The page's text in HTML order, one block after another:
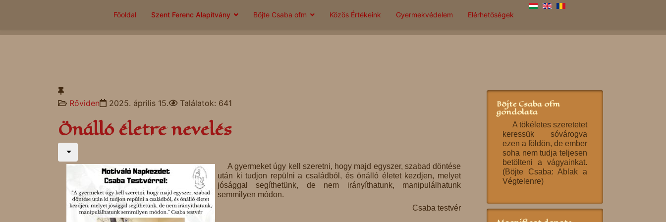
Főoldal Szent Ferenc Alapítvány Böjte Csaba ofm Közös Értékeink Gyermekvédelem Elérhetőségek
Rőviden 2025. április 15. Találatok: 641
Önálló életre nevelés
A gyermeket úgy kell szeretni, hogy majd egyszer, szabad döntése
után ki tudjon repülni a családból, és önálló életet kezdjen, melyet
jósággal segíthetünk, de nem irányíthatunk, manipulálhatunk
semmilyen módon.
Csaba testvér
Böjte Csaba ofm
gondolata
A tökéletes szeretetet
keressük sóvárogva
ezen a földön, de ember
soha nem tudja teljesen
betölteni a vágyainkat.
(Böjte Csaba: Ablak a
Végtelenre)